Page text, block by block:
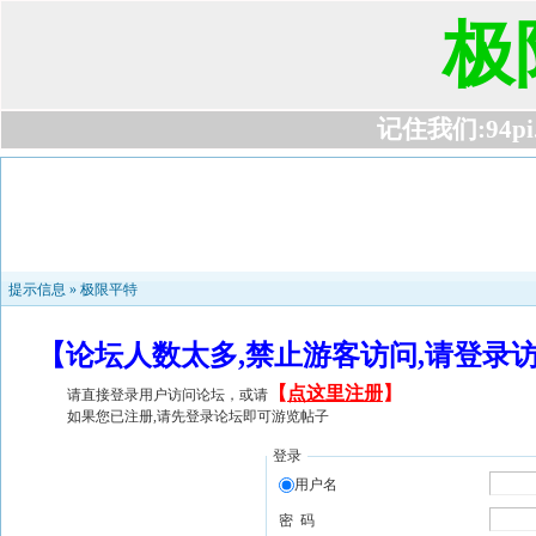
极
记住我们
提示信息 » 极限平特
【论坛人数太多,禁止游客访问,请登
请直接登录用户访问论坛，或请 【 点这里注册】
如果您已注册,请先登录论坛即可游览帖子
登录
用户名
密 码